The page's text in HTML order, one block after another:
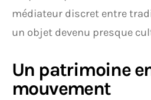
médiateur discret entre
un objet devenu presque
Un patrimoine
mouvement